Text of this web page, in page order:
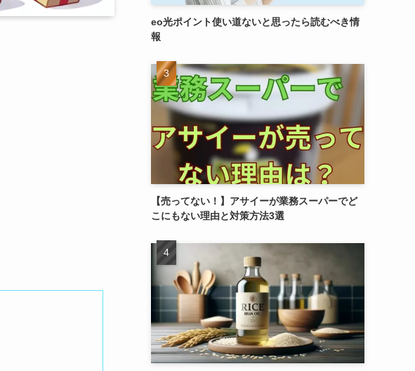
eo光ポイント使い道ないと思ったら読むべき情
報
【売ってない！】アサイーが業務スーパーでど
こにもない理由と対策方法3選